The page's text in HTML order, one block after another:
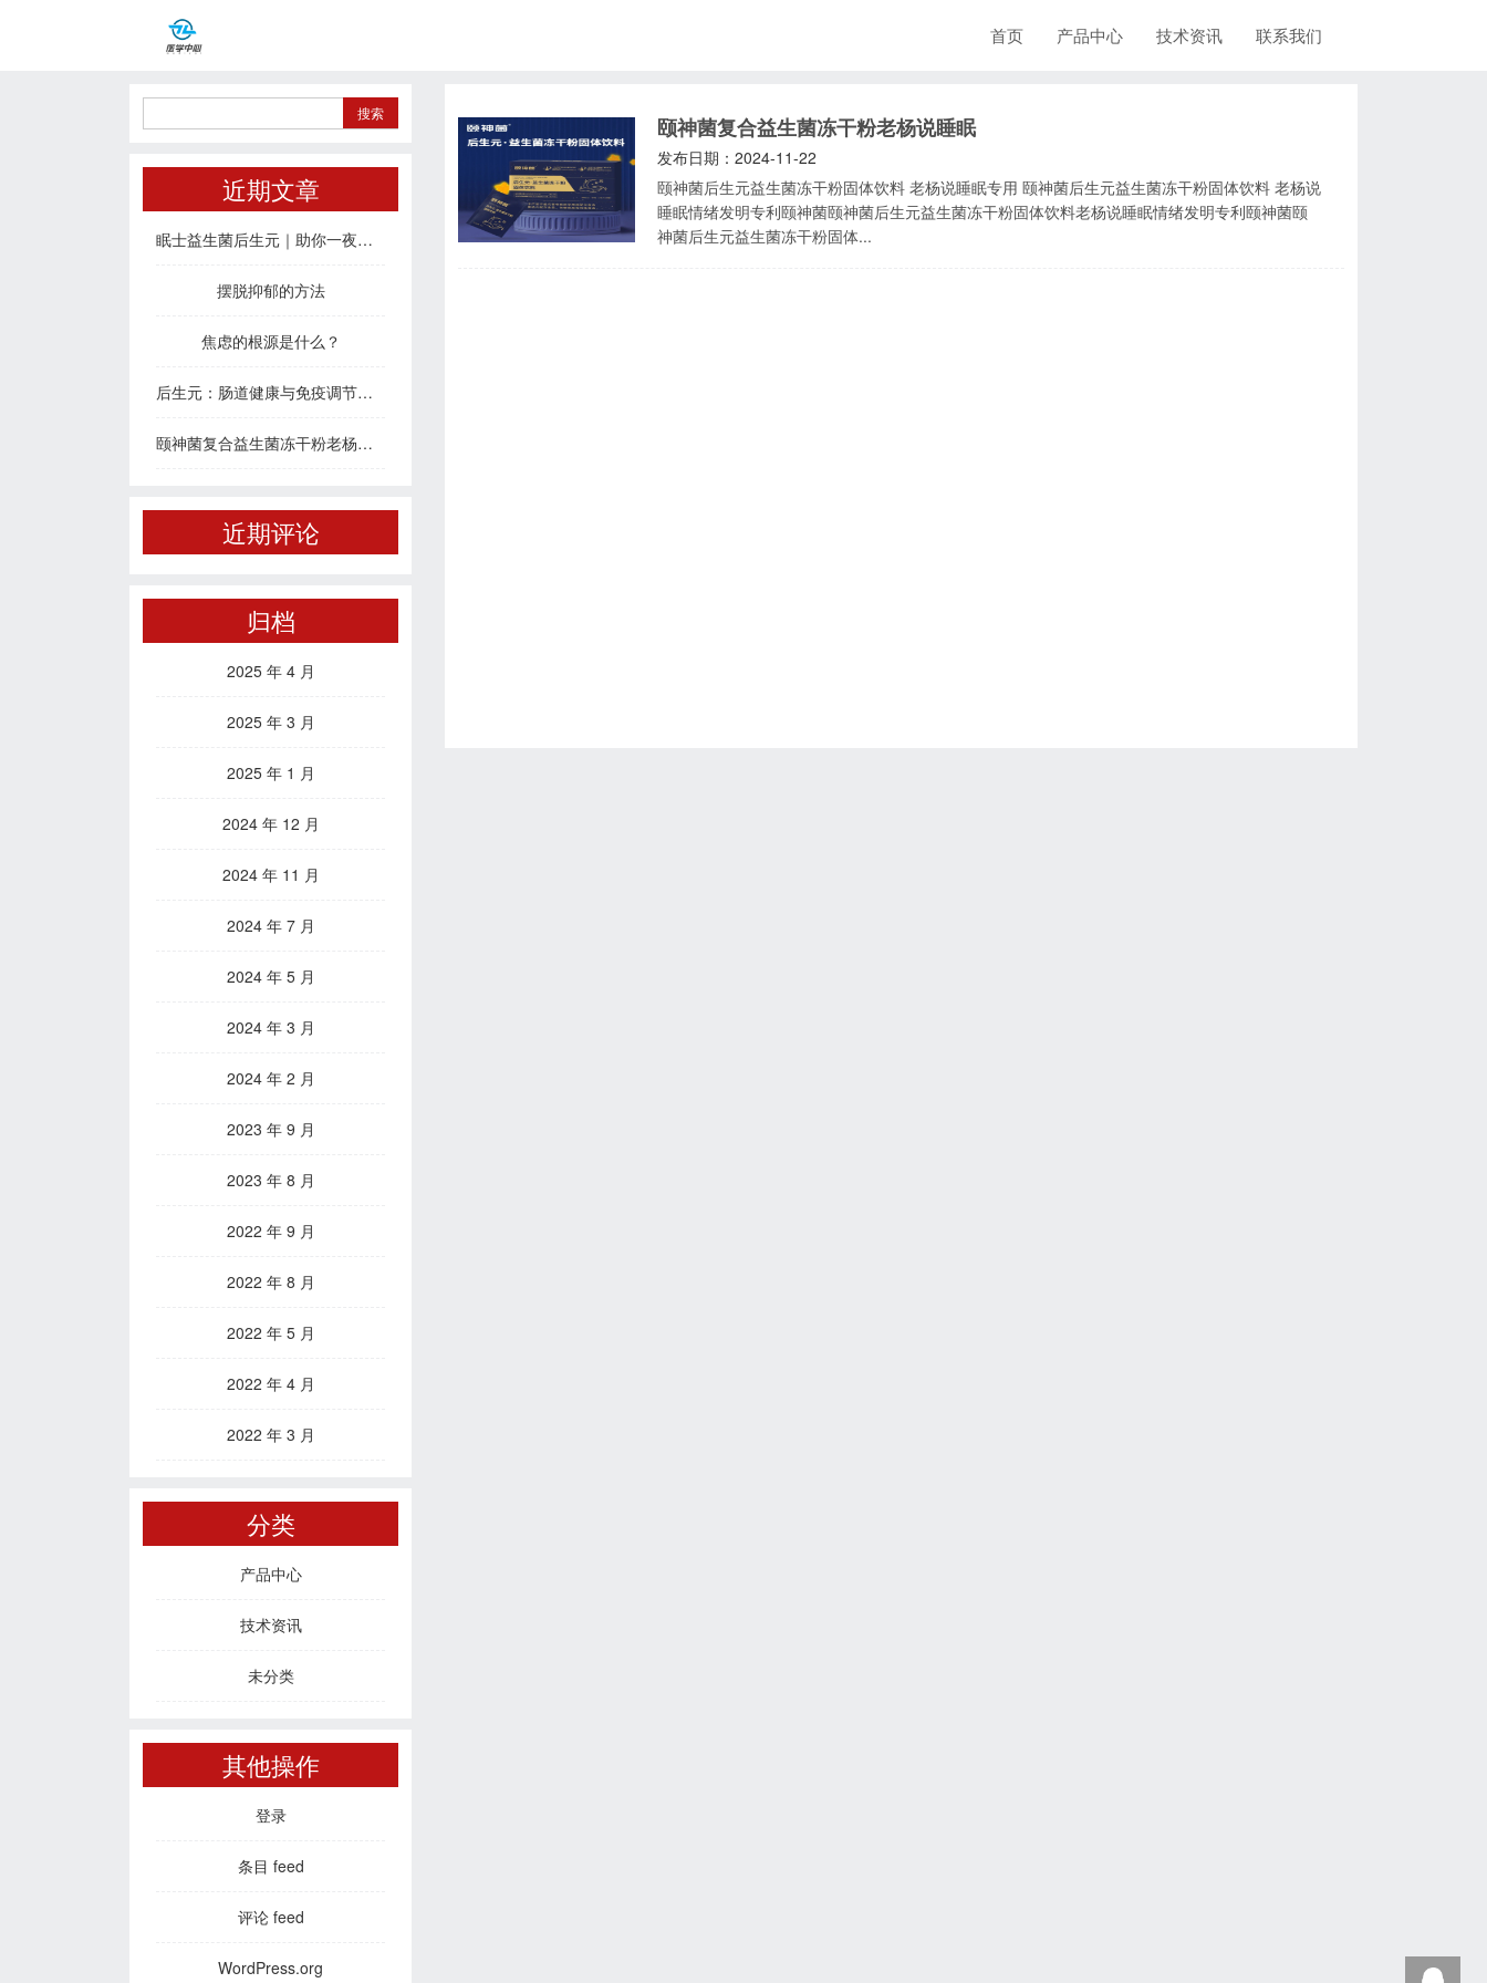
首页 产品中心 技术资讯 联系我们
近期文章
眠士益生菌后生元｜助你一夜好眠，治愈疲惫身心
摆脱抑郁的方法
焦虑的根源是什么？
后生元：肠道健康与免疫调节的新密码
颐神菌复合益生菌冻干粉老杨说睡眠
近期评论
归档
2025 年 4 月
2025 年 3 月
2025 年 1 月
2024 年 12 月
2024 年 11 月
2024 年 7 月
2024 年 5 月
2024 年 3 月
2024 年 2 月
2023 年 9 月
2023 年 8 月
2022 年 9 月
2022 年 8 月
2022 年 5 月
2022 年 4 月
2022 年 3 月
分类
产品中心
技术资讯
未分类
其他操作
登录
条目 feed
评论 feed
WordPress.org
颐神菌复合益生菌冻干粉老杨说睡眠
发布日期：2024-11-22
颐神菌后生元益生菌冻干粉固体饮料 老杨说睡眠专用 颐神菌后生元益生菌冻干粉固体饮料 老杨说
睡眠情绪发明专利颐神菌颐神菌后生元益生菌冻干粉固体饮料老杨说睡眠情绪发明专利颐神菌颐
神菌后生元益生菌冻干粉固体...